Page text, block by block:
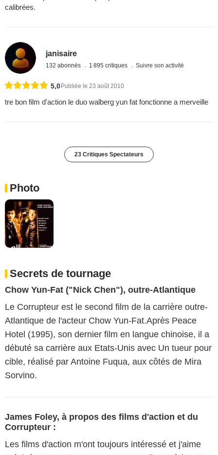
calibrées.
janisaire
132 abonnés 1 895 critiques Suivre son activité
5,0Publiée le 23 août 2010
tre bon film d'action le duo walberg yun fat fonctionne a merveille
23 Critiques Spectateurs
Photo
Secrets de tournage
Chow Yun-Fat ("Nick Chen"), outre-Atlantique
Le Corrupteur est le second film de la carrière outre-
Atlantique de l'acteur Chow Yun-Fat.Après Peace
Hotel (1995), son dernier film en langue chinoise, il a
débuté sa carrière aux Etats-Unis avec Un tueur pour
cible, réalisé par Antoine Fuqua, aux côtés de Mira
Sorvino.
James Foley, à propos des films d'action et du
Corrupteur :
Les films d'action m'ont toujours intéressé et j'aime